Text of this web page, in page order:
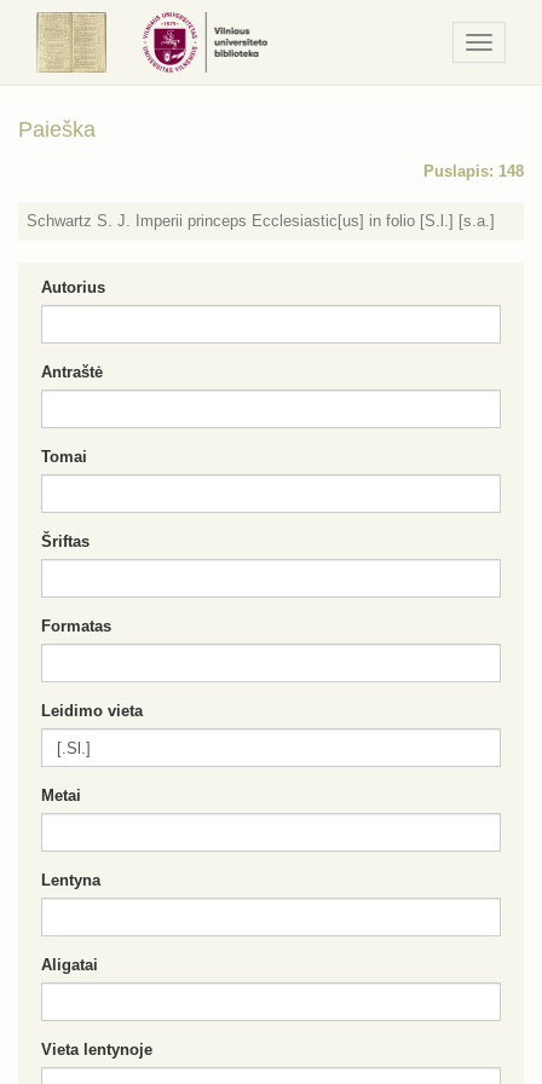
/
Meniu
Paieška
Puslapis: 148
Schwartz S. J. Imperii princeps Ecclesiastic[us] in folio [S.l.] [s.a.]
Autorius
Antraštė
Tomai
Šriftas
Formatas
Leidimo vieta
Metai
Lentyna
Aligatai
Vieta lentynoje